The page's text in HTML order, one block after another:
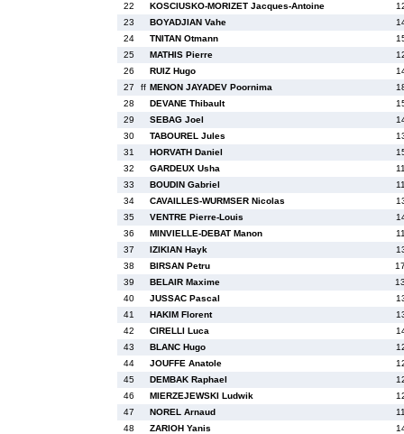
22
KOSCIUSKO-MORIZET Jacques-Antoine
23
BOYADJIAN Vahe
24
TNITAN Otmann
25
MATHIS Pierre
26
RUIZ Hugo
27
ff MENON JAYADEV Poornima
28
DEVANE Thibault
29
SEBAG Joel
30
TABOUREL Jules
31
HORVATH Daniel
32
GARDEUX Usha
33
BOUDIN Gabriel
34
CAVAILLES-WURMSER Nicolas
35
VENTRE Pierre-Louis
36
MINVIELLE-DEBAT Manon
37
IZIKIAN Hayk
38
BIRSAN Petru
39
BELAIR Maxime
40
JUSSAC Pascal
41
HAKIM Florent
42
CIRELLI Luca
43
BLANC Hugo
44
JOUFFE Anatole
45
DEMBAK Raphael
46
MIERZEJEWSKI Ludwik
47
NOREL Arnaud
48
ZARIOH Yanis